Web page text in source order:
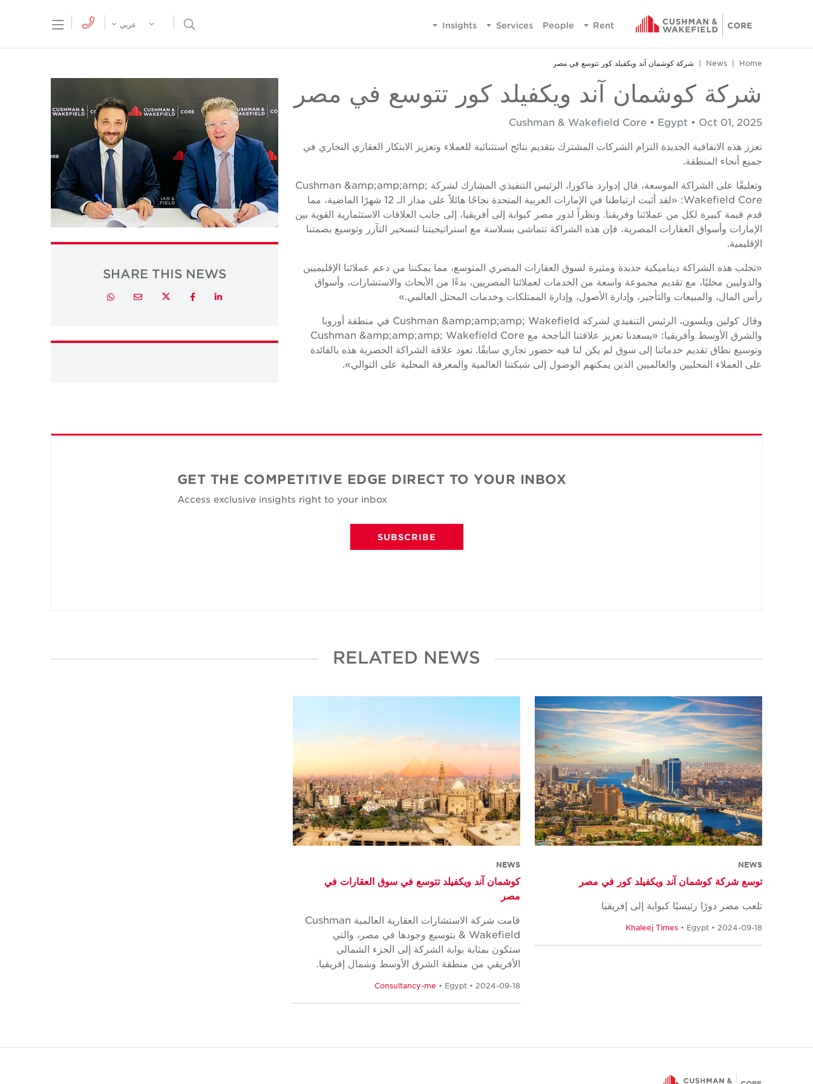
Rent
People
Services
Insights
Menu Open Search Menu
عربي
Home
News شركة كوشمان آند ويكفيلد كور تتوسع في مصر
شركة كوشمان آند ويكفيلد كور تتوسع في مصر
Cushman & Wakefield Core • Egypt • Oct 01, 2025
تعزز هذه الاتفاقية الجديدة التزام الشركات المشترك بتقديم نتائج استثنائية للعملاء وتعزيز الابتكار العقاري التجاري في
جميع أنحاء المنطقة.
وتعليقًا على الشراكة الموسعة، قال إدوارد ماكورا، الرئيس التنفيذي المشارك لشركة Cushman &amp;amp;amp;
Wakefield Core: «لقد أثبت ارتباطنا في الإمارات العربية المتحدة نجاحًا هائلاً على مدار الـ 12 شهرًا الماضية، مما
قدم قيمة كبيرة لكل من عملائنا وفريقنا. ونظراً لدور مصر كبوابة إلى أفريقيا، إلى جانب العلاقات الاستثمارية القوية بين
الإمارات وأسواق العقارات المصرية، فإن هذه الشراكة تتماشى بسلاسة مع استراتيجيتنا لتسخير التآزر وتوسيع بصمتنا
الإقليمية.
«تجلب هذه الشراكة ديناميكية جديدة ومثيرة لسوق العقارات المصري المتوسع، مما يمكننا من دعم عملائنا الإقليميين
والدوليين محليًا، مع تقديم مجموعة واسعة من الخدمات لعملائنا المصريين، بدءًا من الأبحاث والاستشارات، وأسواق
رأس المال، والمبيعات والتأجير، وإدارة الأصول، وإدارة الممتلكات وخدمات المحتل العالمي.»
وقال كولين ويلسون، الرئيس التنفيذي لشركة Cushman &amp;amp;amp; Wakefield في منطقة أوروبا
والشرق الأوسط وأفريقيا: «يسعدنا تعزيز علاقتنا الناجحة مع Cushman &amp;amp;amp; Wakefield Core
وتوسيع نطاق تقديم خدماتنا إلى سوق لم يكن لنا فيه حضور تجاري سابقًا. تعود علاقة الشراكة الحصرية هذه بالفائدة
على العملاء المحليين والعالميين الذين يمكنهم الوصول إلى شبكتنا العالمية والمعرفة المحلية على التوالي».
SHARE THIS NEWS
LinkedIn
Facebook
Twitter
Email
Whatsapp
GET THE COMPETITIVE EDGE DIRECT TO YOUR INBOX
Access exclusive insights right to your inbox
SUBSCRIBE
RELATED NEWS
NEWS
توسع شركة كوشمان آند ويكفيلد كور في مصر
تلعب مصر دورًا رئيسيًا كبوابة إلى إفريقيا
Khaleej Times • Egypt • 2024-09-18
NEWS
كوشمان آند ويكفيلد تتوسع في سوق العقارات في
مصر
قامت شركة الاستشارات العقارية العالمية Cushman
& Wakefield بتوسيع وجودها في مصر، والتي
ستكون بمثابة بوابة الشركة إلى الجزء الشمالي
الأفريقي من منطقة الشرق الأوسط وشمال إفريقيا.
Consultancy-me • Egypt • 2024-09-18